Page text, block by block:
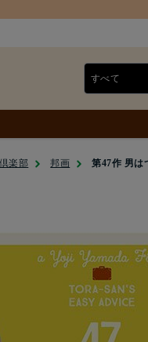
楽部 邦画 第47作 男は